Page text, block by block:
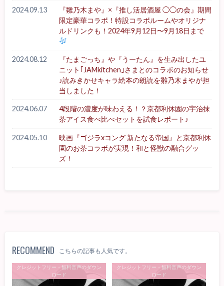
2024.09.13
『雛乃木まや』×『推し活居酒屋 ◯◯の会』期間
限定豪華コラボ！特設コラボルームやオリジナ
ルドリンクも！2024年9月12日〜9月18日まで
2024.08.12
『たまごっち』や『うーたん』を生み出したユ
ニット｢JAMkitchen｣さまとのコラボのお知らせ
♪読みきかせキャラ絵本の朗読を雛乃木まやが担
当しました！
2024.06.07
4段階の濃度が味わえる！？京都利休園の宇治抹
茶アイス食べ比べセットを試食レポート♪
2024.05.10
映画『ゴジラxコング 新たなる帝国』と京都利休
園のお茶コラボが実現！和と怪獣の融合グッ
ズ！
RECOMMEND こちらの記事も人気です。
クレジットフリー・無料音声のダウン
ロード
クレジットフリー・無料音声のダウン
ロード